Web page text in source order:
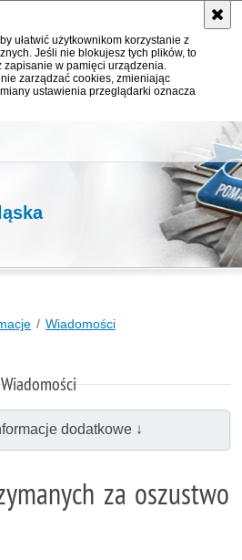
ułatwić użytkownikom korzystanie z
Jeśli nie blokujesz tych plików, to
w pamięci urządzenia.
zarządzać cookies, zmieniając
ustawienia przeglądarki oznacza
Wiadomości
Wiadomości
dodatkowe ↓
za oszustwo